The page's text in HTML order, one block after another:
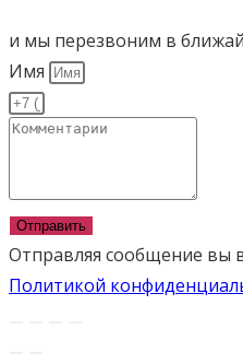
и мы перезвоним в
Имя
Отправить
Отправляя сообщение вы
Политикой